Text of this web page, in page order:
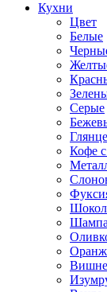
Кухни
Цвет
Белые
Серые
Кофе